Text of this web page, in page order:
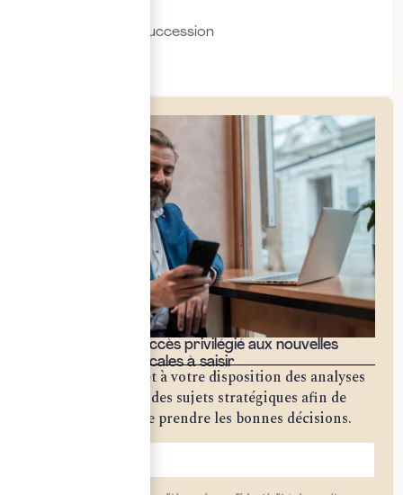
Transmission & succession
Bénéficiez d'un accès privilégié aux nouvelles
opportunités fiscales à saisir
Notre cabinet met à votre disposition des analyses
approfondies sur des sujets stratégiques afin de
vous permettre de prendre les bonnes décisions.